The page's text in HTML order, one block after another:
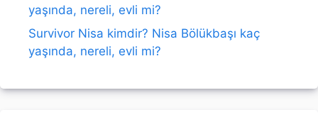
yaşında, nereli, evli mi?
Survivor Nisa kimdir? Nisa Bölükbaşı kaç
yaşında, nereli, evli mi?